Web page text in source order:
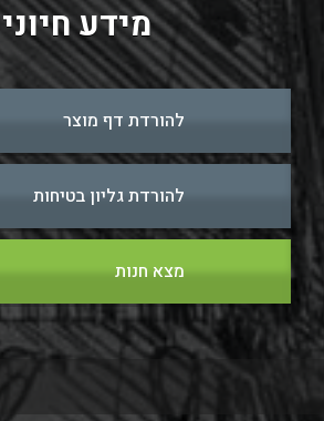
מידע חיוני
להורדת דף מוצר
להורדת גליון בטיחות
מצא חנות